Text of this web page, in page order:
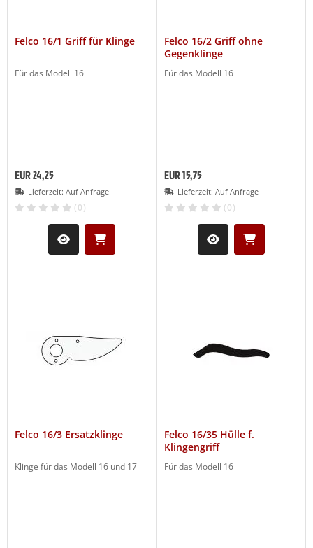
Felco 16/1 Griff für Klinge
Für das Modell 16
EUR 24,25
Lieferzeit: Auf Anfrage
(0)
Felco 16/2 Griff ohne
Gegenklinge
Für das Modell 16
EUR 15,75
Lieferzeit: Auf Anfrage
(0)
Felco 16/3 Ersatzklinge
Klinge für das Modell 16 und 17
Felco 16/35 Hülle f.
Klingengriff
Für das Modell 16